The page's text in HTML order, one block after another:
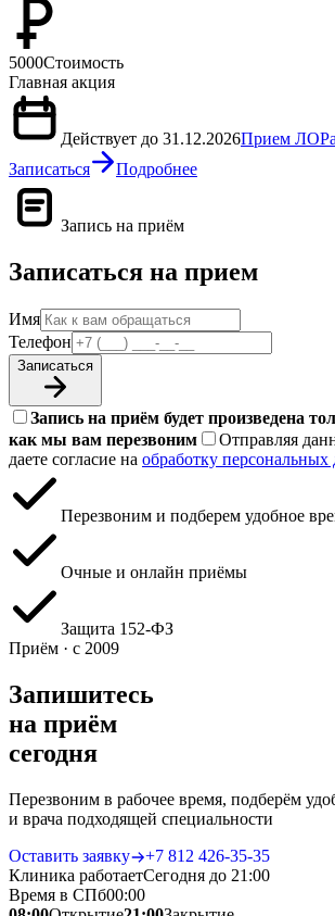
5000Стоимость
Главная акция
Действует до 31.12.2026Прием ЛОРа
Записаться
Подробнее
Запись на приём
Записаться на прием
Имя
Телефон
Записаться
Запись на приём будет произведена
как мы вам перезвоним
Отправляя
даете согласие на обработку
Перезвоним и подберем удобное
Очные и онлайн приёмы
Защита 152‑ФЗ
Приём · с 2009
Запишитесь
на приём
сегодня
Перезвоним в рабочее время, подберём
и врача подходящей специальности
Оставить заявку
+7 812 426‑35‑35
Клиника работаетСегодня до 21:00
Время в СПб00:00